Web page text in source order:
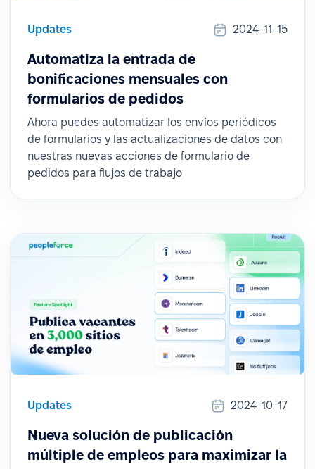
Updates 2024-11-15
Automatiza la entrada de
bonificaciones mensuales con
formularios de pedidos
Ahora puedes automatizar los envíos periódicos
de formularios y las actualizaciones de datos con
nuestras nuevas acciones de formulario de
pedidos para flujos de trabajo
Updates 2024-10-17
Nueva solución de publicación
múltiple de empleos para maximizar la